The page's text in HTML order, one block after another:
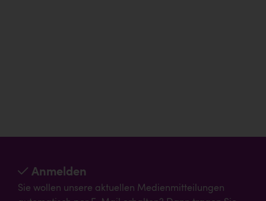
Anmelden
Sie wollen unsere aktuellen Medienmitteilungen